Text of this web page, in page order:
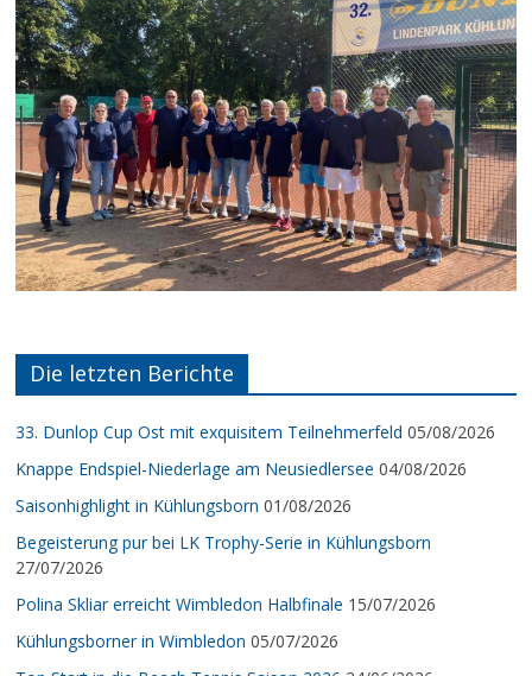
Die letzten Berichte
33. Dunlop Cup Ost mit exquisitem Teilnehmerfeld 05/08/2026
Knappe Endspiel-Niederlage am Neusiedlersee 04/08/2026
Saisonhighlight in Kühlungsborn 01/08/2026
Begeisterung pur bei LK Trophy-Serie in Kühlungsborn
27/07/2026
Polina Skliar erreicht Wimbledon Halbfinale 15/07/2026
Kühlungsborner in Wimbledon 05/07/2026